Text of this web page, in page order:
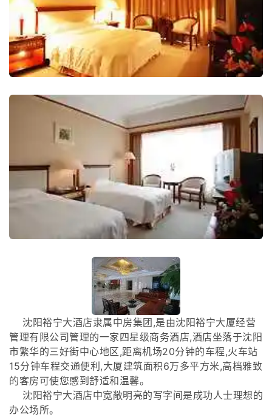
沈阳裕宁大酒店隶属中房集团,是由沈阳裕宁大厦经营
管理有限公司管理的一家四星级商务酒店,酒店坐落于沈阳
市繁华的三好街中心地区,距离机场20分钟的车程,火车站
15分钟车程交通便利,大厦建筑面积6万多平方米,高档雅致
的客房可使您感到舒适和温馨。
沈阳裕宁大酒店中宽敞明亮的写字间是成功人士理想的
办公场所。